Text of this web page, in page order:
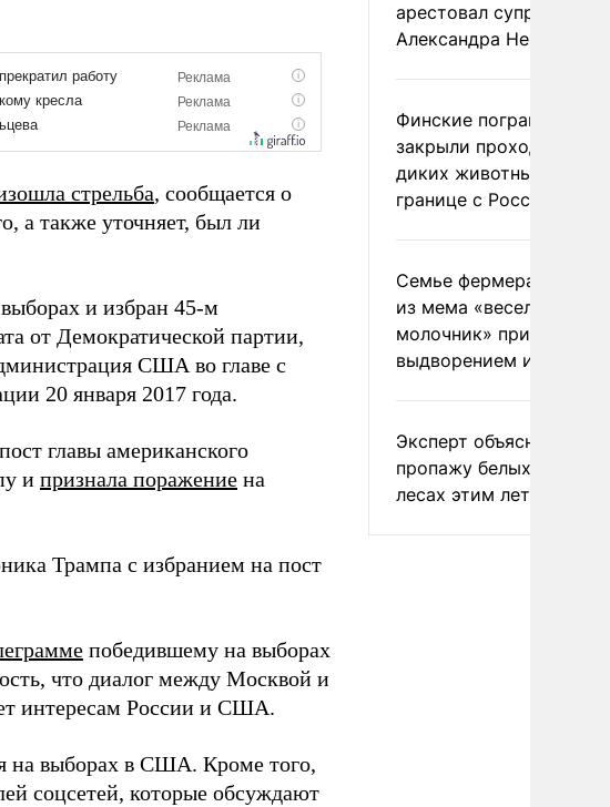
стрельба, сообщается о
а также уточняет, был ли
и избран 45-м
от Демократической партии,
США во главе с
20 января 2017 года.
главы американского
и признала поражение на
Трампа с избранием на пост
победившему на выборах
что диалог между Москвой и
интересам России и США.
на выборах в США. Кроме того,
соцсетей, которые обсуждают
арестовал супругу
Александра Невзорова
Финские пограничники
закрыли проходы для
диких животных на
границе с Россией
Семье фермера
из мема «веселый
молочник» пригрозили
выдворением из
Эксперт объяснил
пропажу белых грибов
лесах этим летом